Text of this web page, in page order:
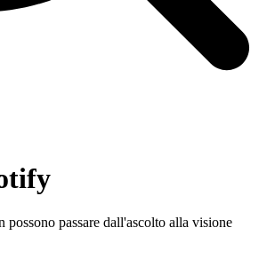
passare dall'ascolto alla visione